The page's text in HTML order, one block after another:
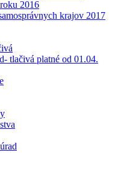
2016
krajov 2017
tlačivá platné od 01.04.